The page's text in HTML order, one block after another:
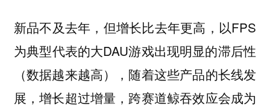
新品不及去年，但增长比去年更高，以FPS
为典型代表的大DAU游戏出现明显的滞后性
（数据越来越高），随着这些产品的长线发
展，增长超过增量，跨赛道鲸吞效应会成为